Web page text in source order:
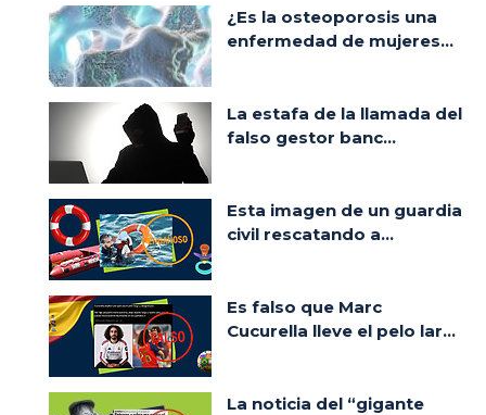
¿Es la osteoporosis una
enfermedad de mujeres...
La estafa de la llamada del
falso gestor banc...
Esta imagen de un guardia
civil rescatando a...
Es falso que Marc
Cucurella lleve el pelo lar...
La noticia del “gigante